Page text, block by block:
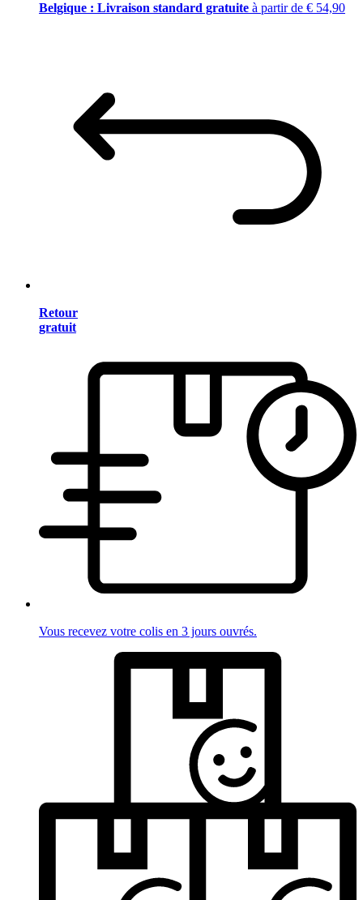
Belgique : Livraison standard gratuite à partir de € 54,90
Retour
gratuit
Vous recevez votre colis en 3 jours ouvrés.